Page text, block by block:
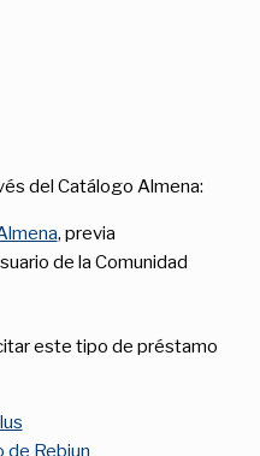
del Catálogo Almena:
, previa
de la Comunidad
este tipo de préstamo
de Rebiun